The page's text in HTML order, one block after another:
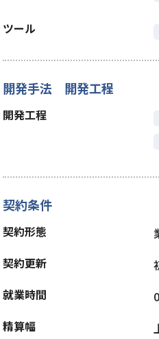
ツール
開発手法 開発工程
開発工程
契約条件
契約形態
契約更新
就業時間
精算幅